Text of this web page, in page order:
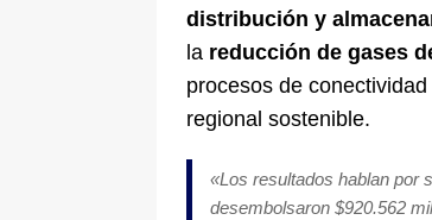
distribución y
la reducción de gases
procesos de
regional sostenible.
«Los resultados hablan por
desembolsaron $920.562